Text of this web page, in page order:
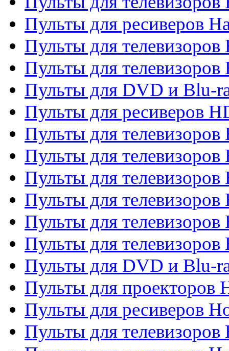
Пульты для ресиверов
Пульты для телевизоров
Пульты для телевизоров
Пульты для DVD и Blu-
Пульты для ресиверов
Пульты для
Пульты для телевизоров
Пульты для телевизоров
Пульты для телевизоров
Пульты для телевизоров
Пульты для телевизоров
Пульты для DVD и Blu-
Пульты для проекторов
Пульты для ресиверов
Пульты для